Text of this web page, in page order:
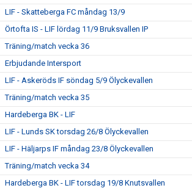
LIF - Skatteberga FC måndag 13/9
Örtofta IS - LIF lördag 11/9 Bruksvallen IP
Träning/match vecka 36
Erbjudande Intersport
LIF - Askeröds IF söndag 5/9 Ölyckevallen
Träning/match vecka 35
Hardeberga BK - LIF
LIF - Lunds SK torsdag 26/8 Ölyckevallen
LIF - Häljarps IF måndag 23/8 Ölyckevallen
Träning/match vecka 34
Hardeberga BK - LIF torsdag 19/8 Knutsvallen